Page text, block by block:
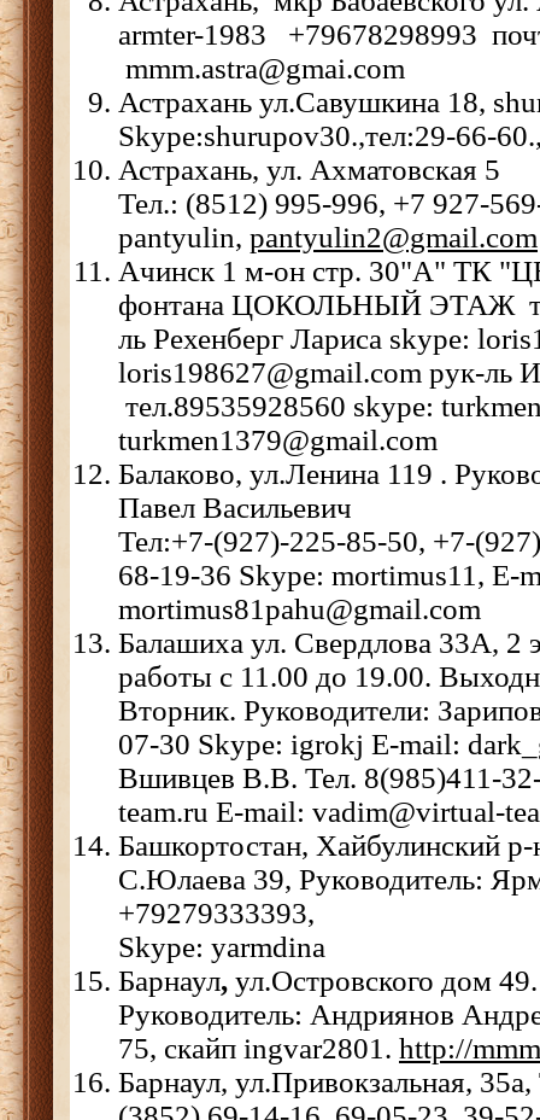
armter-1983 +79678298993
mmm.astra@gmai.com
Астрахань ул.Савушкина 18,
Skype:shurupov30.,тел:29-66-
Астрахань, ул. Ахматовская 5
Тел.: (8512) 995-996, +7 927-
pantyulin, pantyulin2@gmail.com
Ачинск 1 м-он стр. 30"А" ТК
фонтана ЦОКОЛЬНЫЙ ЭТАЖ
ль Рехенберг Лариса skype:
loris198627@gmail.com рук-ль
тел.89535928560 skype:
turkmen1379@gmail.com
Балаково, ул.Ленина 119 .
Павел Васильевич
Тел:+7-(927)-225-85-50, +7-
68-19-36 Skype: mortimus11, E-
mortimus81pahu@gmail.com
Балашиха ул. Свердлова 33А, 2
работы с 11.00 до 19.00.
Вторник. Руководители:
07-30 Skype: igrokj E-mail:
Вшивцев В.В. Тел. 8(985)411-
team.ru E-mail: vadim@virtual-
Башкортостан, Хайбулинский
С.Юлаева 39, Руководитель:
+79279333393,
Skype: yarmdina
Барнаул, ул.Островского дом 49.
Руководитель: Андриянов
75, скайп ingvar2801. http://
Барнаул, ул.Привокзальная,